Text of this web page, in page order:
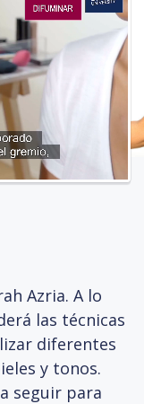
Azria. A lo
las técnicas
diferentes
y tonos.
seguir para